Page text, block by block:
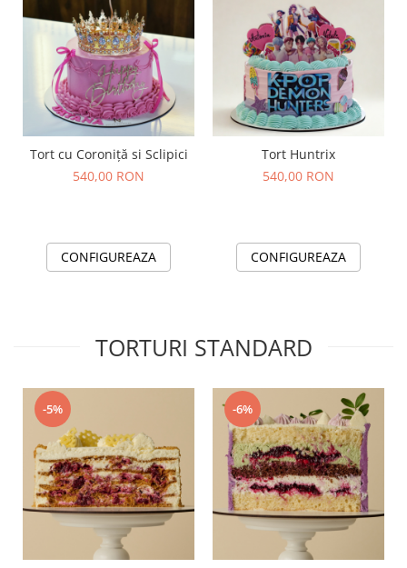
Tort cu Coroniță si Sclipici
540,00 RON
CONFIGUREAZA
Tort Huntrix
540,00 RON
CONFIGUREAZA
TORTURI STANDARD
-5% -6%